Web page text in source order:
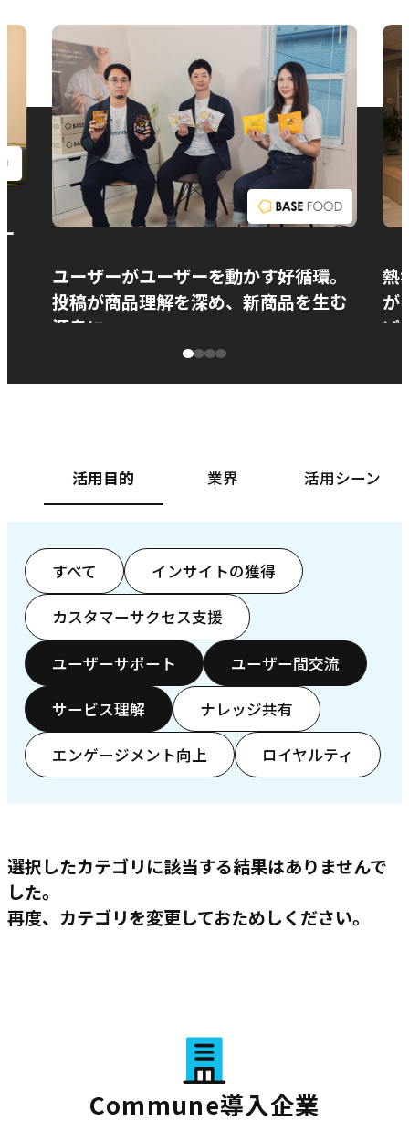
ユーザーがユーザーを動かす好循環。
投稿が商品理解を深め、新商品を生む
源泉に
熱
が
ぱ
活用目的 業界 活用シーン
すべて インサイトの獲得
カスタマーサクセス支援
ユーザーサポート ユーザー間交流
サービス理解 ナレッジ共有
エンゲージメント向上 ロイヤルティ
選択したカテゴリに該当する結果はありませんで
した。
再度、カテゴリを変更しておためしください。
Commune導入企業